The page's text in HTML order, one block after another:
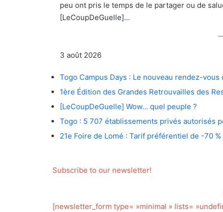
peu ont pris le temps de le partager ou de
[LeCoupDeGuelle]…
3 août 2026
Togo Campus Days : Le nouveau rendez-
1ère Édition des Grandes Retrouvailles des
[LeCoupDeGuelle] Wow… quel peuple ?
Togo : 5 707 établissements privés autorisés
21e Foire de Lomé : Tarif préférentiel de -70
Subscribe to our newsletter!
[newsletter_form type= »minimal » lists=